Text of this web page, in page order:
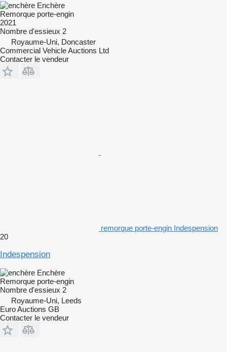
Enchère
Remorque porte-engin
2021
Nombre d'essieux 2
Royaume-Uni, Doncaster
Commercial Vehicle Auctions Ltd
Contacter le vendeur
remorque porte-engin Indespension
20
Indespension
Enchère
Remorque porte-engin
Nombre d'essieux 2
Royaume-Uni, Leeds
Euro Auctions GB
Contacter le vendeur